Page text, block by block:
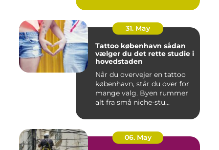
31. May
Tattoo københavn sådan
vælger du det rette studie i
hovedstaden
Når du overvejer en tattoo
københavn, står du over for
mange valg. Byen rummer
alt fra små niche-stu...
06. May